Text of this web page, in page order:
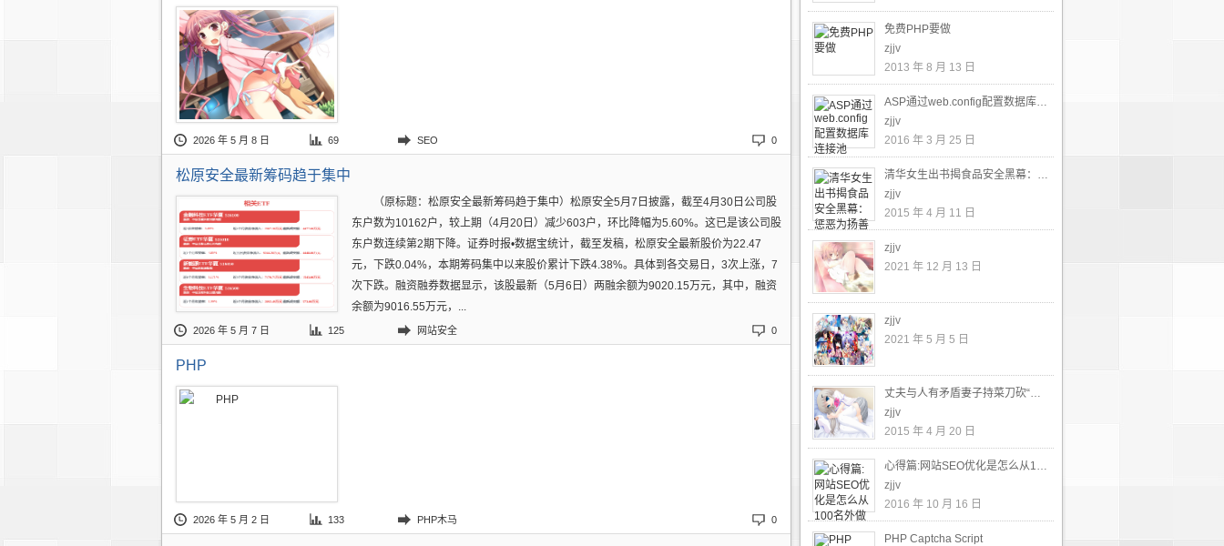
0
2026 年 5 月 8 日 69 SEO
松原安全最新筹码趋于集中
（原标题：松原安全最新筹码趋于集中）松原安全5月7日披露，截至4月30日公司股
东户数为10162户，较上期（4月20日）减少603户，环比降幅为5.60%。这已是该公司股
东户数连续第2期下降。证券时报•数据宝统计，截至发稿，松原安全最新股价为22.47
元，下跌0.04%，本期筹码集中以来股价累计下跌4.38%。具体到各交易日，3次上涨，7
次下跌。融资融券数据显示，该股最新（5月6日）两融余额为9020.15万元，其中，融资
余额为9016.55万元，...
0
2026 年 5 月 7 日 125 网站安全
PHP
0
2026 年 5 月 2 日 133 PHP木马
免费PHP要做
zjjv
2013 年 8 月 13 日
ASP通过web.config配置数据库连接池
zjjv
2016 年 3 月 25 日
清华女生出书揭食品安全黑幕：惩恶为扬善
zjjv
2015 年 4 月 11 日
zjjv
2021 年 12 月 13 日
zjjv
2021 年 5 月 5 日
丈夫与人有矛盾妻子持菜刀砍“仇人”()
zjjv
2015 年 4 月 20 日
心得篇:网站SEO优化是怎么从100名外做到首页排名的
zjjv
2016 年 10 月 16 日
PHP Captcha Script